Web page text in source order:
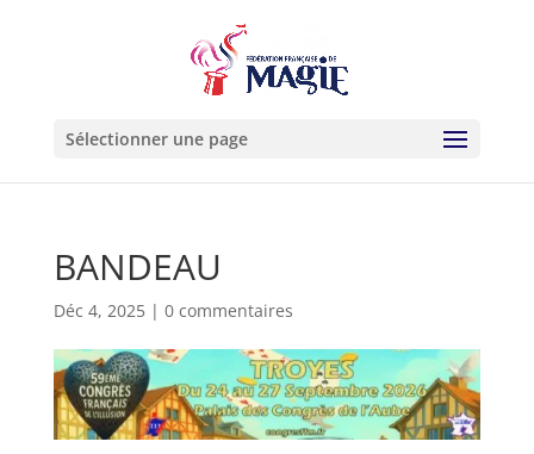
Sélectionner une page
BANDEAU
Déc 4, 2025| 0 commentaires